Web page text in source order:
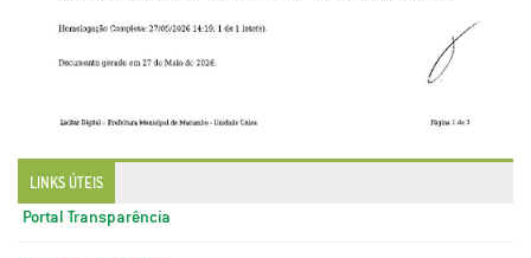
LINKS ÚTEIS
Portal Transparência